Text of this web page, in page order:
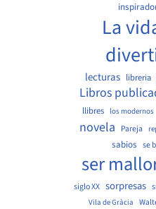
La
lecturas libreria
Libros
llibres
los modernos
novela Pareja
sabios se
ser
siglo XX sorpresas
Vila de Gràcia